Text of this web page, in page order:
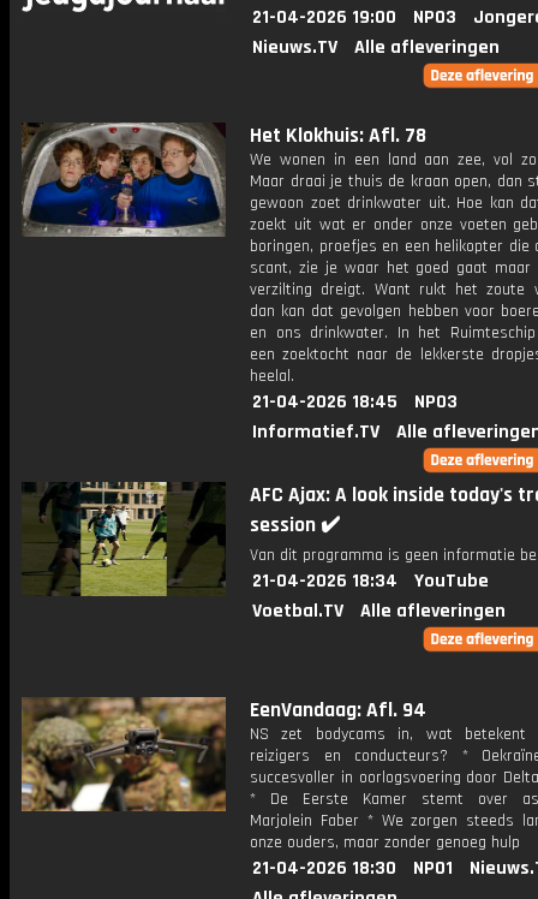
21-04-2026 19:00 NPO3
Nieuws.TV
Alle afleveringen
Het Klokhuis: Afl. 78
We wonen in een land aan zee, vol
Maar draai je thuis de kraan open, dan
gewoon zoet drinkwater uit. Hoe kan
zoekt uit wat er onder onze voeten
boringen, proefjes en een helikopter die
scant, zie je waar het goed gaat maar
verzilting dreigt. Want rukt het zoute
dan kan dat gevolgen hebben voor
en ons drinkwater. In het
een zoektocht naar de lekkerste
heelal.
21-04-2026 18:45
NPO3
Informatief.TV
Alle
AFC Ajax: A look inside today's
session ✔️
Van dit programma is geen informatie
21-04-2026 18:34
YouTube
Voetbal.TV
Alle afleveringen
EenVandaag: Afl. 94
NS zet bodycams in, wat betekent
reizigers en conducteurs? *
succesvoller in oorlogsvoering door
* De Eerste Kamer stemt over
Marjolein Faber * We zorgen steeds
onze ouders, maar zonder genoeg hulp
21-04-2026 18:30 NPO1